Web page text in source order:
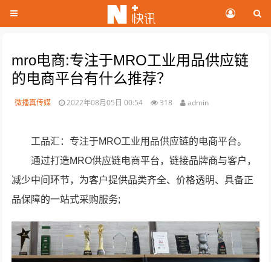
mro电商:专注于MRO工业用品供应链
的电商平台有什么推荐？
微播真传媒 2022年08月05日 00:54 318 admin
工品汇：专注于MRO工业用品供应链的电商平台。
通过打造MRO供应链电商平台，链接品牌商与客户，
减少中间环节，为客户提供品类齐全、价格透明、具备正
品保障的一站式采购服务;